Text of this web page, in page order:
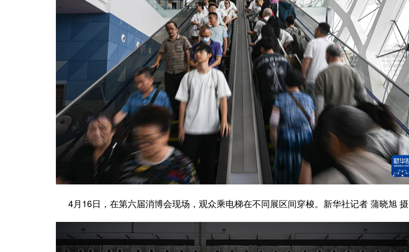
4月16日，在第六届消博会现场，观众乘电梯在不同展区间穿梭。新华社记者 蒲晓旭 摄